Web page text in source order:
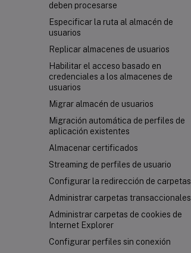
deben procesarse
Especificar la ruta al almacén de
usuarios
Replicar almacenes de usuarios
Habilitar el acceso basado en
credenciales a los almacenes de
usuarios
Migrar almacén de usuarios
Migración automática de perfiles de
aplicación existentes
Almacenar certificados
Streaming de perfiles de usuario
Configurar la redirección de carpetas
Administrar carpetas transaccionales
Administrar carpetas de cookies de
Internet Explorer
Configurar perfiles sin conexión